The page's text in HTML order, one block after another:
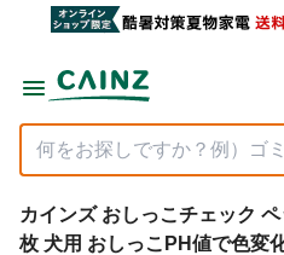
カインズ おしっこチェック
枚 犬用 おしっこPH値で色変